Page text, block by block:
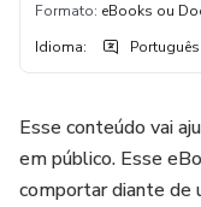
Formato: eBooks ou
Idioma: Português
Esse conteúdo vai
em público. Esse
comportar diante de